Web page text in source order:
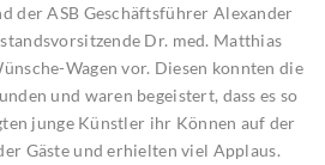
der ASB Geschäftsführer Alexander
Dr. med. Matthias
Wagen vor. Diesen konnten die
und waren begeistert, dass es so
junge Künstler ihr Können auf der
Gäste und erhielten viel Applaus.